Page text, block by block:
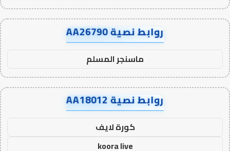
روابط نصية AA26790
ماسنجر المسلم
روابط نصية AA18012
كورة لايف
koora live